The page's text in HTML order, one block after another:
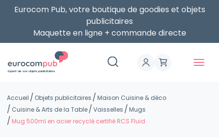
Eurocom Pub, votre boutique de goodies et objets
publicitaires
Maquette en ligne + commande directe
Expert de vos objets publicitaires
Accueil Objets publicitaires
Maison Cuisine & déco
Cuisine & Arts de la Table
Vaisselles
Mugs
Mug 500ml en acier recyclé certifié RCS Fluid